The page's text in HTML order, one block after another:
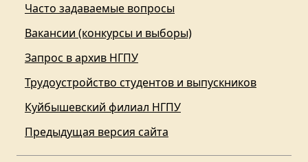
Часто задаваемые вопросы
Вакансии (конкурсы и выборы)
Запрос в архив НГПУ
Трудоустройство студентов и выпускников
Куйбышевский филиал НГПУ
Предыдущая версия сайта